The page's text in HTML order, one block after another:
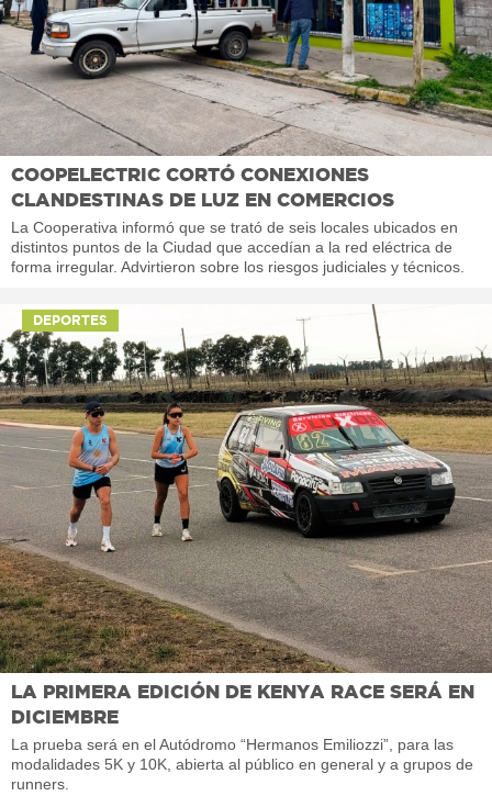
COOPELECTRIC CORTÓ CONEXIONES
CLANDESTINAS DE LUZ EN COMERCIOS
La Cooperativa informó que se trató de seis locales ubicados en
distintos puntos de la Ciudad que accedían a la red eléctrica de
forma irregular. Advirtieron sobre los riesgos judiciales y técnicos.
DEPORTES
LA PRIMERA EDICIÓN DE KENYA RACE SERÁ EN
DICIEMBRE
La prueba será en el Autódromo “Hermanos Emiliozzi”, para las
modalidades 5K y 10K, abierta al público en general y a grupos de
runners.